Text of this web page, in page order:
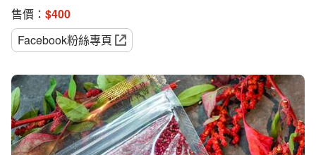
售價： $400
Facebook粉絲專頁